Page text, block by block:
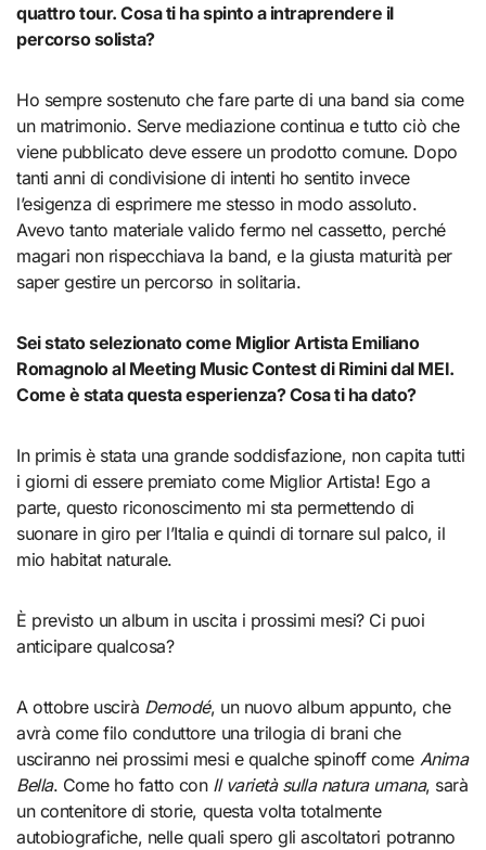
quattro tour. Cosa ti ha spinto a intraprendere il
percorso solista?
Ho sempre sostenuto che fare parte di una band sia come
un matrimonio. Serve mediazione continua e tutto ciò che
viene pubblicato deve essere un prodotto comune. Dopo
tanti anni di condivisione di intenti ho sentito invece
l’esigenza di esprimere me stesso in modo assoluto.
Avevo tanto materiale valido fermo nel cassetto, perché
magari non rispecchiava la band, e la giusta maturità per
saper gestire un percorso in solitaria.
Sei stato selezionato come Miglior Artista Emiliano
Romagnolo al Meeting Music Contest di Rimini dal MEI.
Come è stata questa esperienza? Cosa ti ha dato?
In primis è stata una grande soddisfazione, non capita tutti
i giorni di essere premiato come Miglior Artista! Ego a
parte, questo riconoscimento mi sta permettendo di
suonare in giro per l’Italia e quindi di tornare sul palco, il
mio habitat naturale.
È previsto un album in uscita i prossimi mesi? Ci puoi
anticipare qualcosa?
A ottobre uscirà Demodé, un nuovo album appunto, che
avrà come filo conduttore una trilogia di brani che
usciranno nei prossimi mesi e qualche spinoff come Anima
Bella. Come ho fatto con Il varietà sulla natura umana, sarà
un contenitore di storie, questa volta totalmente
autobiografiche, nelle quali spero gli ascoltatori potranno